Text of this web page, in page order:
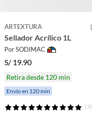
ARTEXTURA
Sellador Acrílico 1L
Por SODIMAC
S/ 19.90
Retira desde 120 min
Envío en 120 min
(3)